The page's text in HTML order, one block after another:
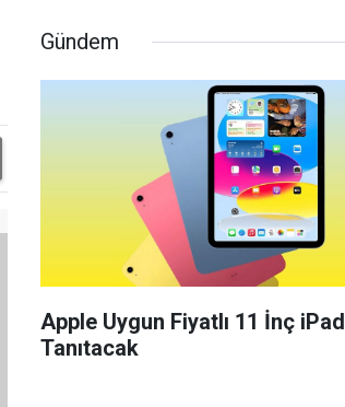
Gündem
Apple Uygun Fiyatlı 11 İnç iPad
Tanıtacak